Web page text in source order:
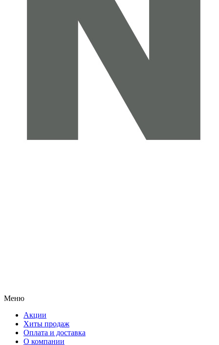
Меню
Акции
Хиты продаж
Оплата и доставка
О компании